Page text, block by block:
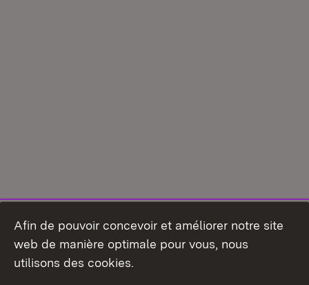
Afin de pouvoir concevoir et améliorer notre site
web de manière optimale pour vous, nous
utilisons des cookies.